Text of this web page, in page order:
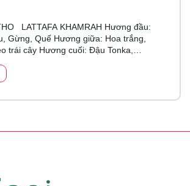
LATTAFA KHAMRAH Hương đầu:
Hương giữa: Hoa trắng,
cuối: Đậu Tonka,